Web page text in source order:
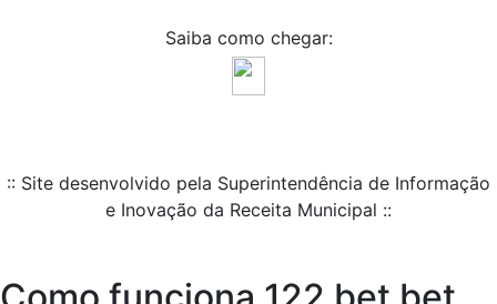
Saiba como chegar:
:: Site desenvolvido pela Superintendência de Informação
e Inovação da Receita Municipal ::